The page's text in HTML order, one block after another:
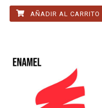
AÑADIR AL CARRITO